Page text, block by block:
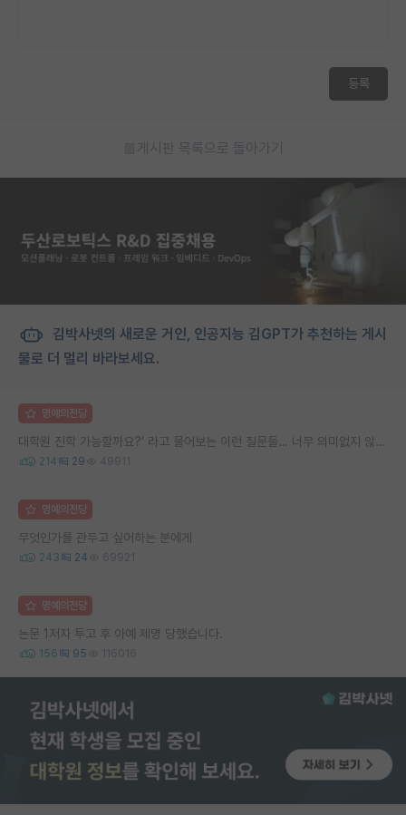
등록
게시판 목록으로 돌아가기
김박사넷의 새로운 거인, 인공지능 김GPT가 추천하는 게시
물로 더 멀리 바라보세요.
명예의전당
대학원 진학 가능할까요?’ 라고 물어보는 이런 질문들… 너무 의미없지 않나요?
214 29 49911
명예의전당
무엇인가를 관두고 싶어하는 분에게
243 24 69921
명예의전당
논문 1저자 투고 후 아예 제명 당했습니다.
156 95 116016